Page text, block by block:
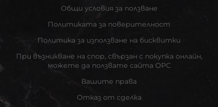
Общи условия за ползване
Политиката за поверителност
Политика за използване на бисквитки
При възникване на спор, свързан с покупка онлайн,
можете да ползвате сайта ОРС
Вашите права
Отказ от сделка